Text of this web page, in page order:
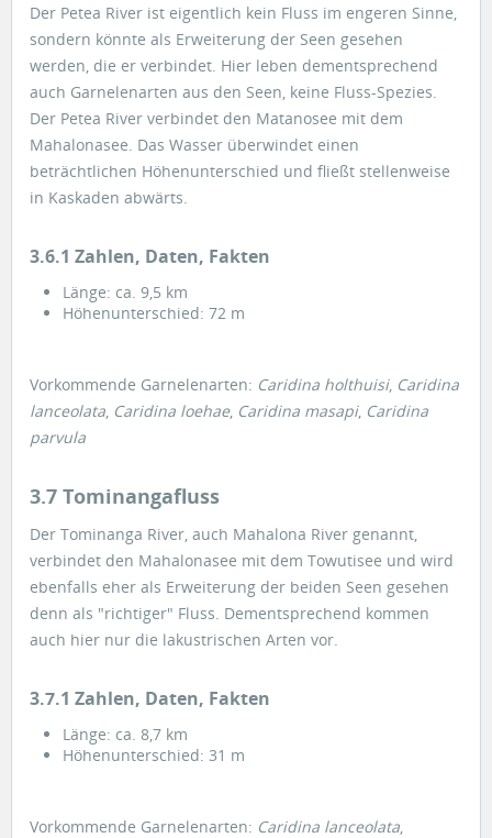
Der Petea River ist eigentlich kein Fluss im engeren Sinne,
sondern könnte als Erweiterung der Seen gesehen
werden, die er verbindet. Hier leben dementsprechend
auch Garnelenarten aus den Seen, keine Fluss-Spezies.
Der Petea River verbindet den Matanosee mit dem
Mahalonasee. Das Wasser überwindet einen
beträchtlichen Höhenunterschied und fließt stellenweise
in Kaskaden abwärts.
3.6.1 Zahlen, Daten, Fakten
Länge: ca. 9,5 km
Höhenunterschied: 72 m
Vorkommende Garnelenarten: Caridina holthuisi, Caridina
lanceolata Caridina loehae, Caridina masapi, Caridina
parvula
3.7 Tominangafluss
Der Tominanga River, auch Mahalona River genannt,
verbindet den Mahalonasee mit dem Towutisee und wird
ebenfalls eher als Erweiterung der beiden Seen gesehen
denn als "richtiger" Fluss. Dementsprechend kommen
auch hier nur die lakustrischen Arten vor.
3.7.1 Zahlen, Daten, Fakten
Länge: ca. 8,7 km
Höhenunterschied: 31 m
Vorkommende Garnelenarten: Caridina lanceolata